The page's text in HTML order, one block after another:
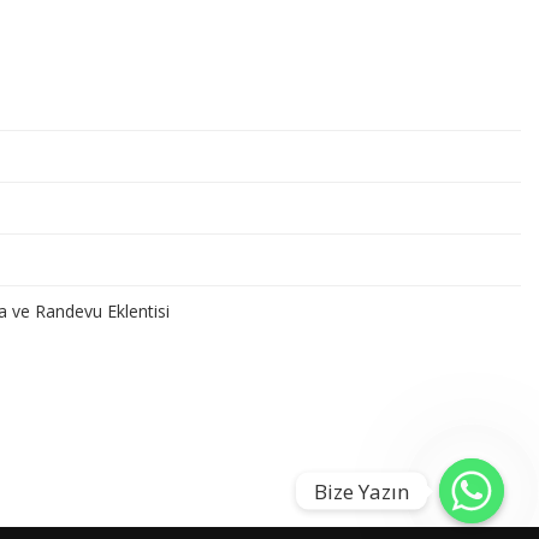
ve Randevu Eklentisi
Bize Yazın